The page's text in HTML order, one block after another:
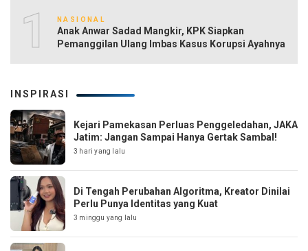
10NASIONAL
Anak Anwar Sadad Mangkir, KPK Siapkan
Pemanggilan Ulang Imbas Kasus Korupsi Ayahnya
INSPIRASI
Kejari Pamekasan Perluas Penggeledahan, JAKA
Jatim: Jangan Sampai Hanya Gertak Sambal!
3 hari yang lalu
Di Tengah Perubahan Algoritma, Kreator Dinilai
Perlu Punya Identitas yang Kuat
3 minggu yang lalu